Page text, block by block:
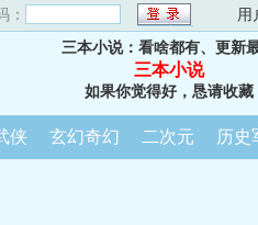
： 用
三本小说：看啥都有、更新
三本小说
如果你觉得好，恳请收藏
侠 玄幻奇幻 二次元 历史